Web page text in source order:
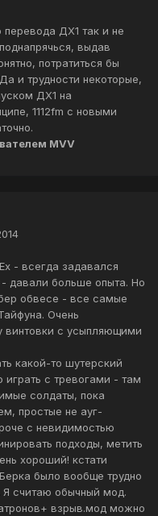
перевода ДХ1 так и не
выдав
потратиться бы
и трудности некоторые,
ДХ1 на
1112fm с новыми
MVV
- всегда задавался
давали больше опыта. Но
обвесе - все самые
Очень
винтовки с усыпляющими
какой-то шутерский
с тревогами - там
солдаты, пока
простые не ауг-
с невидимостью
подходы, метить
хороший! кстати
было вообще трудно
Я считаю обычный мод.
взрыв.мод можно